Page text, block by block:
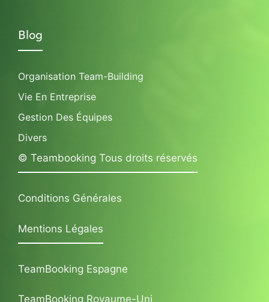
Blog
Organisation Team-Building
Vie En Entreprise
Gestion Des Équipes
Divers
© Teambooking Tous droits réservés
Conditions Générales
Mentions Légales
TeamBooking Espagne
TeamBooking Royaume-Uni